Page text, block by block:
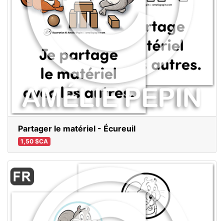
Partager le matériel - Écureuil
1,50 $CA